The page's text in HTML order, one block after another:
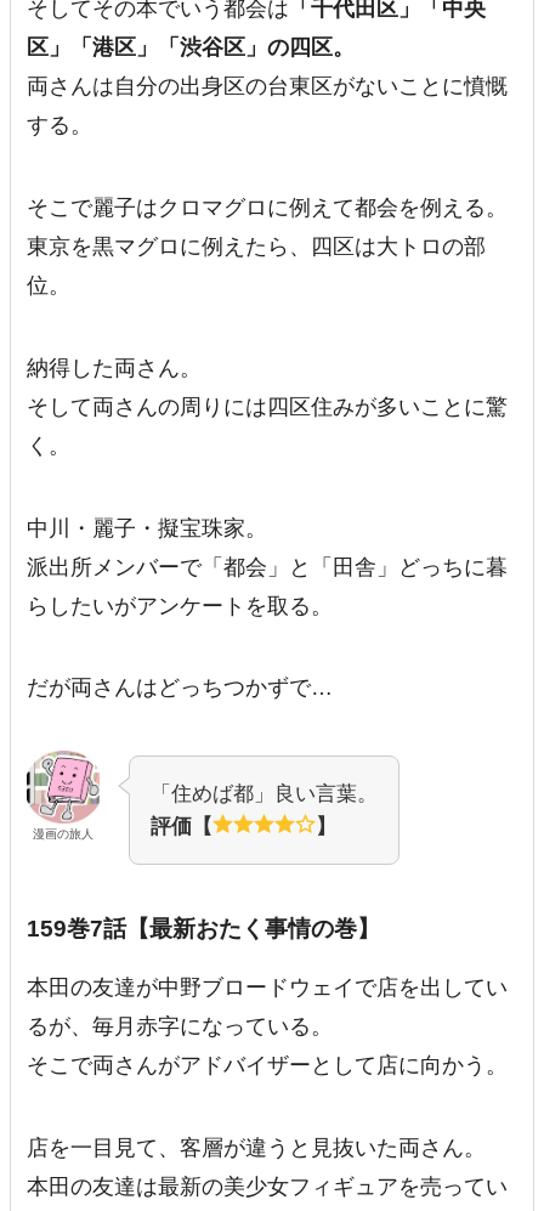
そしてその本でいう都会は 「千代田区」「中央
区」「港区」「渋谷区」の四区。
両さんは自分の出身区の台東区がないことに憤慨
する。
そこで麗子はクロマグロに例えて都会を例える。
東京を黒マグロに例えたら、四区は大トロの部
位。
納得した両さん。
そして両さんの周りには四区住みが多いことに驚
く。
中川・麗子・擬宝珠家。
派出所メンバーで「都会」と「田舎」どっちに暮
らしたいがアンケートを取る。
だが両さんはどっちつかずで…
漫画の旅人
「住めば都」良い言葉。
評価【
】
159巻7話【最新おたく事情の巻】
本田の友達が中野ブロードウェイで店を出してい
るが、毎月赤字になっている。
そこで両さんがアドバイザーとして店に向かう。
店を一目見て、客層が違うと見抜いた両さん。
本田の友達は最新の美少女フィギュアを売ってい